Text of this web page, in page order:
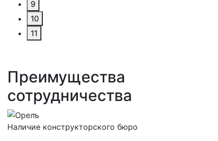
9
10
11
Преимущества
сотрудничества
Наличие конструкторского бюро